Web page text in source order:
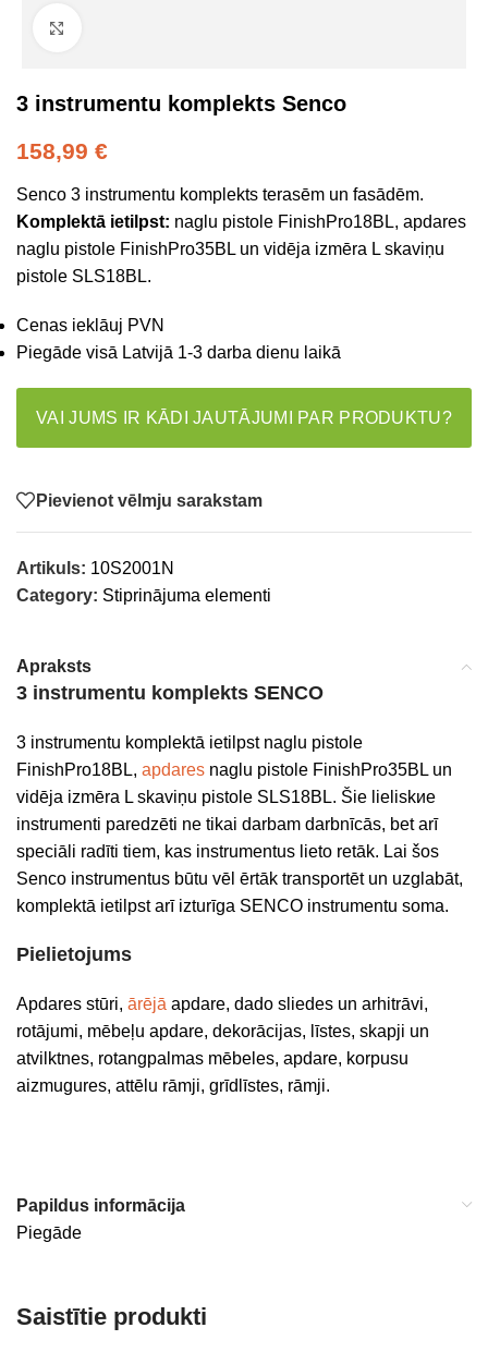
3 instrumentu komplekts Senco
158,99 €
Senco 3 instrumentu komplekts terasēm un fasādēm.
Komplektā ietilpst: naglu pistole FinishPro18BL, apdares
naglu pistole FinishPro35BL un vidēja izmēra L skaviņu
pistole SLS18BL.
Cenas ieklāuj PVN
Piegāde visā Latvijā 1-3 darba dienu laikā
VAI JUMS IR KĀDI JAUTĀJUMI PAR PRODUKTU?
Pievienot vēlmju sarakstam
Artikuls: 10S2001N
Category: Stiprinājuma elementi
Apraksts
3 instrumentu komplekts SENCO
3 instrumentu komplektā ietilpst naglu pistole
FinishPro18BL, apdares naglu pistole FinishPro35BL un
vidēja izmēra L skaviņu pistole SLS18BL. Šie lieliskие
instrumenti paredzēti ne tikai darbam darbnīcās, bet arī
speciāli radīti tiem, kas instrumentus lieto retāk. Lai šos
Senco instrumentus būtu vēl ērtāk transportēt un uzglabāt,
komplektā ietilpst arī izturīga SENCO instrumentu soma.
Pielietojums
Apdares stūri, ārējā apdare, dado sliedes un arhitrāvi,
rotājumi, mēbeļu apdare, dekorācijas, līstes, skapji un
atvilktnes, rotangpalmas mēbeles, apdare, korpusu
aizmugures, attēlu rāmji, grīdlīstes, rāmji.
Papildus informācija
Piegāde
Saistītie produkti